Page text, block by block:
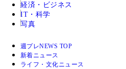
経済・ビジネス
IT・科学
写真
週プレNEWS TOP
新着ニュース
ライフ・文化ニュース